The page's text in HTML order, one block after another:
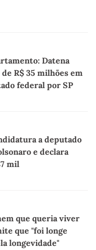
Datena
R$ 35 milhões em
federal por SP
a deputado
e declara
mil
que queria viver
que "foi longe
longevidade"